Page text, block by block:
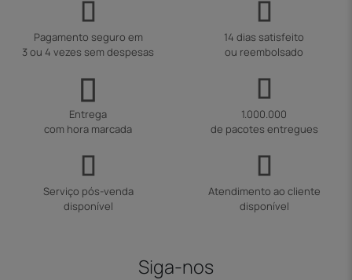
Pagamento seguro em
3 ou 4 vezes sem despesas
14 dias satisfeito
ou reembolsado
Entrega
com hora marcada
1.000.000
de pacotes entregues
Serviço pós-venda
disponível
Atendimento ao cliente
disponível
Siga-nos